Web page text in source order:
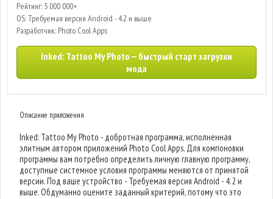
Рейтинг: 5 000 000+
OS: Требуемая версия Android - 4.2 и выше
Разработчик: Photo Cool Apps
Inked: Tattoo My Photo — быстрый старт загрузки
мода
Описание приложения
Inked: Tattoo My Photo - добротная программа, исполненная
элитным автором приложений Photo Cool Apps. Для компоновки
программы вам потребно определить личную главную программу,
доступные системное условия программы меняются от принятой
версии. Под ваше устройство - Требуемая версия Android - 4.2 и
выше. Обдуманно оцените заданный критерий, потому что это